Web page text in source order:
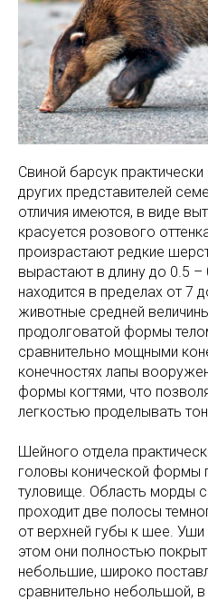
Свиной барсук
других представителей
отличия имеются, в виде
красуется розового
произрастают редкие
вырастают в длину до 0.5 –
находится в пределах от 7
животные средней
продолговатой формы
сравнительно мощными
конечностях лапы
формы когтями, что
легкостью проделывать
Шейного отдела
головы конической формы
туловище. Область морды
проходит две полосы
от верхней губы к шее.
этом они полностью
небольшие, широко
сравнительно небольшой,